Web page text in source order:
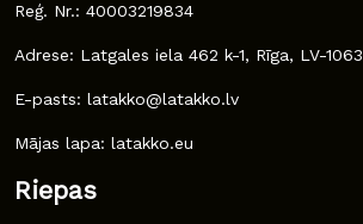
Reģ. Nr.: 40003219834
Adrese: Latgales iela 462 k-1, Rīga, LV-1063
E-pasts: latakko@latakko.lv
Mājas lapa: latakko.eu
Riepas